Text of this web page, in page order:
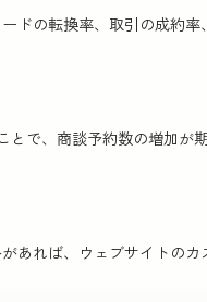
ドの転換率、取引の成約率
で、商談予約数の増加が期
あれば、ウェブサイトのカ